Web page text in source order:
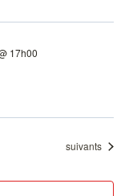
17h00
Évènements
suivants